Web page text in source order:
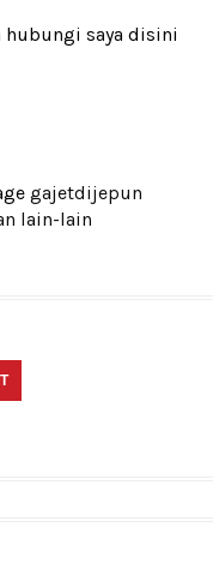
hubungi saya disini
gajetdijepun
lain-lain